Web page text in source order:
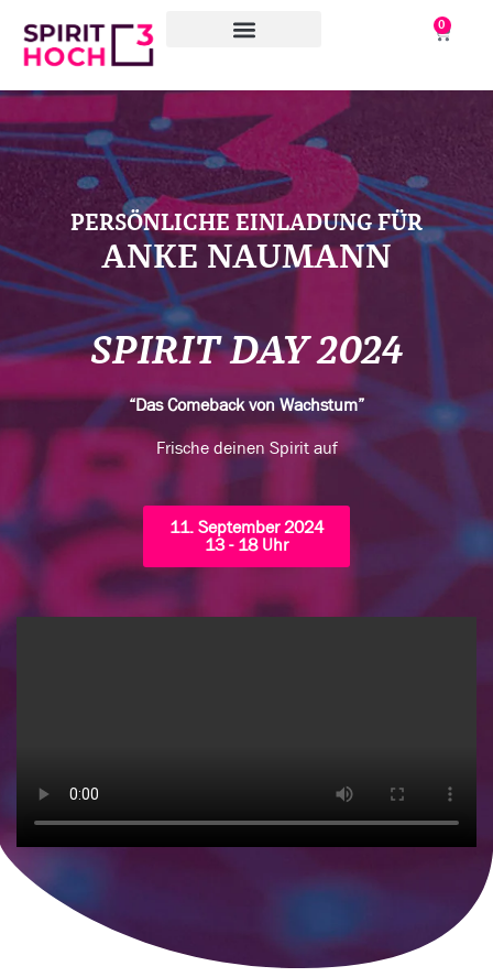
0
PERSÖNLICHE EINLADUNG FÜR
ANKE NAUMANN
SPIRIT DAY 2024
“Das Comeback von Wachstum”
Frische deinen Spirit auf
11. September 2024
13 - 18 Uhr